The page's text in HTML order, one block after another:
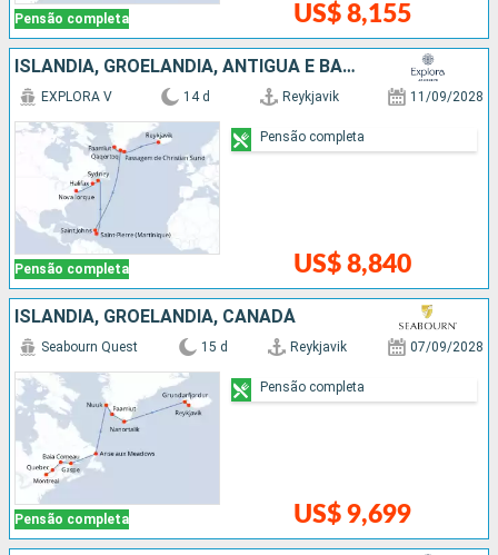
Pensão completa US$ 8,155
ISLÂNDIA, GROELÂNDIA, ANTIGUA E BARBUDA, CANADÁ, ESTADOS UNIDOS
Pensão completa
EXPLORA V 14 d Reykjavik 11/09/2028
US$ 8,840
Pensão completa
ISLÂNDIA, GROELÂNDIA, CANADÁ
Pensão completa
Seabourn Quest 15 d Reykjavik 07/09/2028
US$ 9,699
Pensão completa